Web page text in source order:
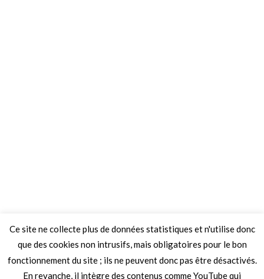
Ce site ne collecte plus de données statistiques et n'utilise donc
que des cookies non intrusifs, mais obligatoires pour le bon
fonctionnement du site ; ils ne peuvent donc pas être désactivés.
En revanche, il intègre des contenus comme YouTube qui